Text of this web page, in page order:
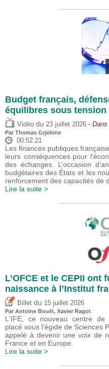
Budget français,
équilibres sous tension
Vidéo du 23 juillet 2026 -
Par Thomas Grjebine
00:52:21
Les finances publiques
leurs conséquences pour
des échanges. L’occasion
budgétaires des États et les
renforcement des capacités de
Lire la suite >
L’OFCE et le CEPII
naissance à l’Institut
Billet du 15 juillet 2026
Par Antoine Bouët, Xavier Ragot
L'IFE, ce nouveau centre de
placé sous l’égide de Sciences
appelé à devenir une voix de
France et en Europe.
Lire la suite >